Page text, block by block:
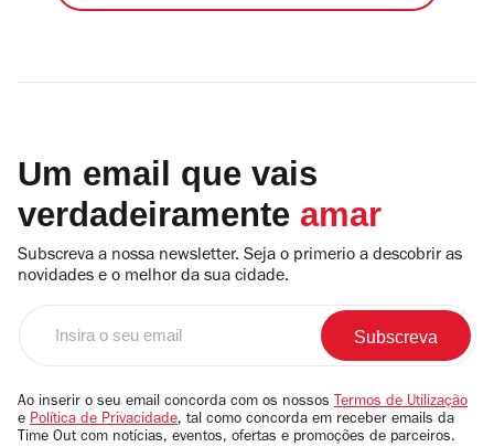
Um email que vais
verdadeiramente amar
Subscreva a nossa newsletter. Seja o primerio a descobrir as
novidades e o melhor da sua cidade.
email
Ao inserir o seu email concorda com os nossos Termos de Utilização
e Política de Privacidade, tal como concorda em receber emails da
Time Out com notícias, eventos, ofertas e promoções de parceiros.